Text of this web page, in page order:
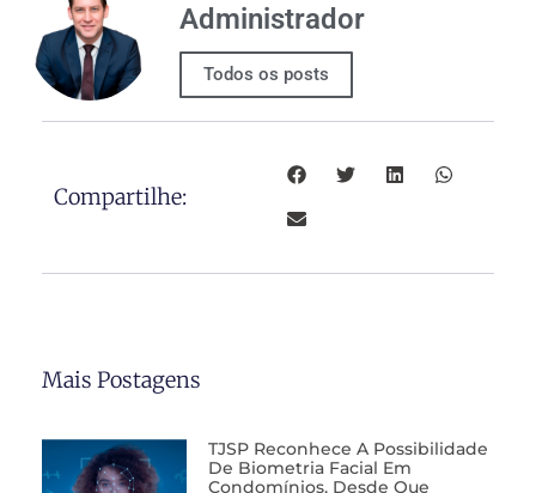
Administrador
Todos os posts
Compartilhe:
Mais Postagens
TJSP Reconhece A Possibilidade
De Biometria Facial Em
Condomínios, Desde Que